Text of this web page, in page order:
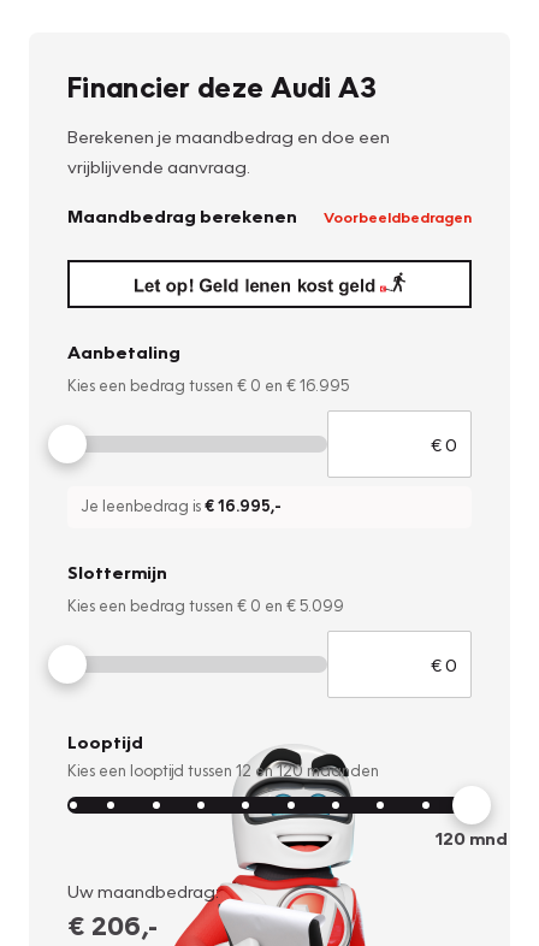
Financier deze Audi A3
Berekenen je maandbedrag en doe een
vrijblijvende aanvraag.
Maandbedrag berekenen Voorbeeldbedragen
Aanbetaling
Kies een bedrag tussen € 0 en € 16.995
Je leenbedrag is€ 16.995,-
Slottermijn
Kies een bedrag tussen € 0 en € 5.099
Looptijd
Kies een looptijd tussen 12 en120 maanden
120mnd
Uw maandbedrag:
€ 206,-